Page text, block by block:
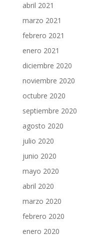
abril 2021
marzo 2021
febrero 2021
enero 2021
diciembre 2020
noviembre 2020
octubre 2020
septiembre 2020
agosto 2020
julio 2020
junio 2020
mayo 2020
abril 2020
marzo 2020
febrero 2020
enero 2020